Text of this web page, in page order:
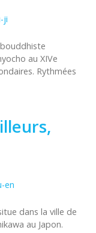
au XIVe
Rythmées
dans la ville de
au Japon.